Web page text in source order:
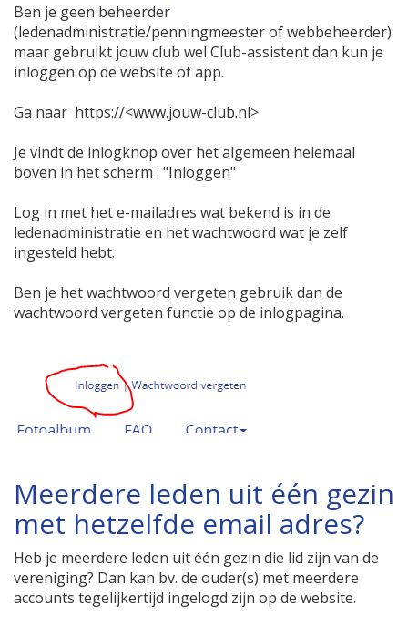
Ben je geen beheerder
(ledenadministratie/penningmeester of webbeheerder)
maar gebruikt jouw club wel Club-assistent dan kun je
inloggen op de website of app.
Ga naar https://<www.jouw-club.nl>
Je vindt de inlogknop over het algemeen helemaal
boven in het scherm : "Inloggen"
Log in met het e-mailadres wat bekend is in de
ledenadministratie en het wachtwoord wat je zelf
ingesteld hebt.
Ben je het wachtwoord vergeten gebruik dan de
wachtwoord vergeten functie op de inlogpagina.
Meerdere leden uit één gezin
met hetzelfde email adres?
Heb je meerdere leden uit één gezin die lid zijn van de
vereniging? Dan kan bv. de ouder(s) met meerdere
accounts tegelijkertijd ingelogd zijn op de website.